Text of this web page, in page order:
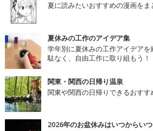
夏に読みたいおすすめの漫画をま
夏休みの工作のアイデア集
学年別に夏休みの工作アイデア
駄なく、自由工作に取り組もう！
関東・関西の日帰り温泉
関東や関西の日帰りできるおすす
2026年のお盆休みはいつからい